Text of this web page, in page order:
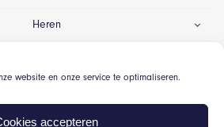
website en onze service te optimaliseren.
accepteren
Heren